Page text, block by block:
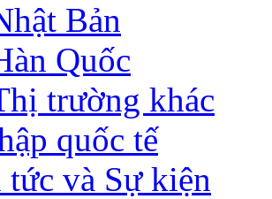
Bản
Quốc
trường khác
quốc tế
và Sự kiện